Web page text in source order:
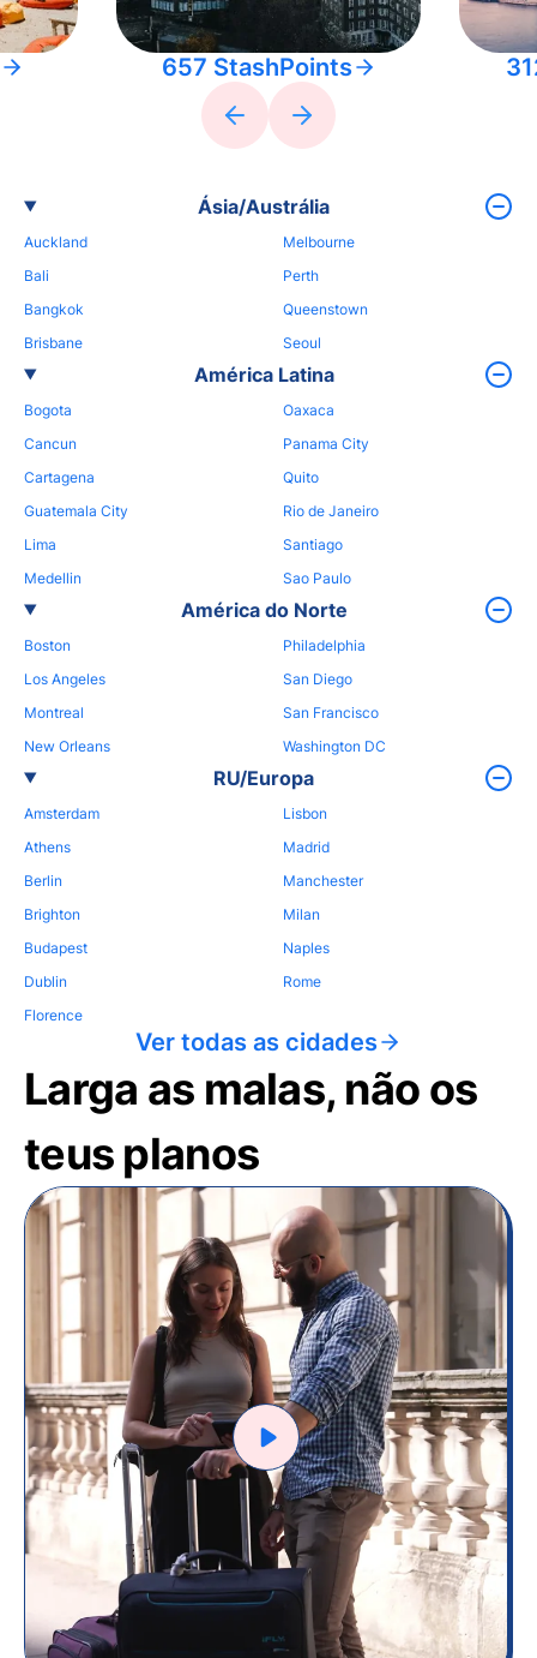
657 StashPoints
Ásia/Austrália
Auckland
Bali
Bangkok
Brisbane
Melbourne
Perth
Queenstown
Seoul
América Latina
Bogota
Cancun
Cartagena
Guatemala City
Lima
Medellin
Oaxaca
Panama City
Quito
Rio de Janeiro
Santiago
Sao Paulo
América do Norte
Boston
Los Angeles
Montreal
New Orleans
Philadelphia
San Diego
San Francisco
Washington DC
RU/Europa
Amsterdam
Athens
Berlin
Brighton
Budapest
Dublin
Florence
Lisbon
Madrid
Manchester
Milan
Naples
Rome
Ver todas as cidades
Larga as malas, não os
teus planos